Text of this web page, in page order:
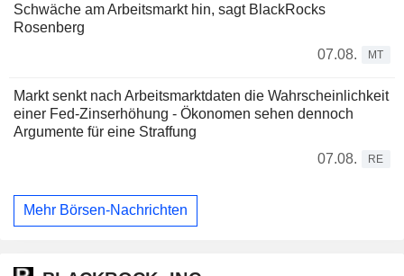
Schwäche am Arbeitsmarkt hin, sagt BlackRocks
Rosenberg
07.08.
MT
Markt senkt nach Arbeitsmarktdaten die Wahrscheinlichkeit
einer Fed-Zinserhöhung - Ökonomen sehen dennoch
Argumente für eine Straffung
07.08.
RE
Mehr Börsen-Nachrichten